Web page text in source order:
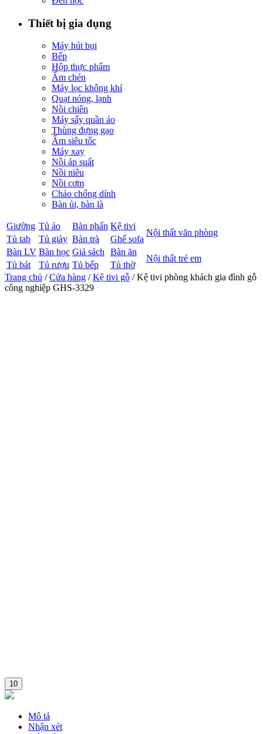
Thiết bị gia dụng
Máy hút bụi
Bếp
Hộp thực phẩm
Ấm chén
Máy lọc không khí
Quạt nóng, lạnh
Nồi chiên
Máy sấy quần áo
Thùng đựng gạo
Ấm siêu tốc
Máy xay
Nồi áp suất
Nồi niêu
Nồi cơm
Chảo chống dính
Bàn ủi, bàn là
Giường Tủ áo Bàn phấn Kệ tivi
Nội thất văn phòng
Tủ tab Tủ giày Bàn trà
Ghế sofa
Bàn LV Bàn học Giá sách Bàn ăn
Nội thất trẻ em
Tủ bát Tủ rượu Tủ bếp
Tủ thờ
Trang chủ /Cửa hàng /Kệ tivi gỗ / Kệ tivi phòng khách gia đình gỗ
công nghiệp GHS-3329
10
Mô tả
Nhận xét